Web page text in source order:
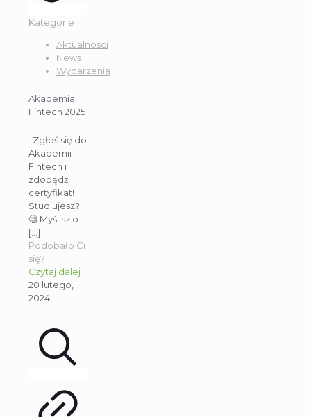
Kategorie
Aktualnosci
News
Wydarzenia
Akademia
Fintech 2025
Zgłoś się do
Akademii
Fintech i
zdobądź
certyfikat!
Studiujesz?
🧐 Myślisz o
[…]
Podobało Ci
się?
Czytaj dalej
20 lutego,
2024